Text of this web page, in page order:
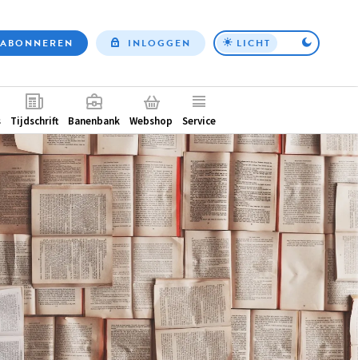
Top
ABONNEREN INLOGGEN LICHT
Tijdschrift Banenbank Webshop Service